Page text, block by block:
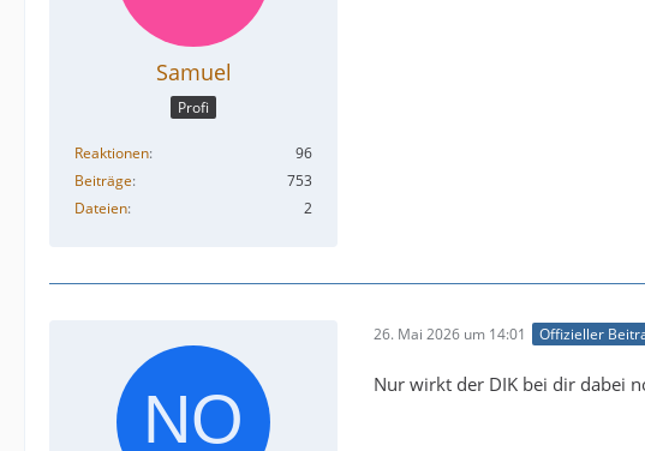
Samuel
Profi
Reaktionen
96
Beiträge
753
Dateien
2
26. Mai 2026 um 14:01 Offizieller
Nur wirkt der DIK bei dir dabei